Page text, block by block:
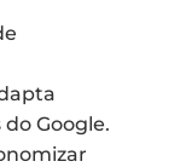
Google.